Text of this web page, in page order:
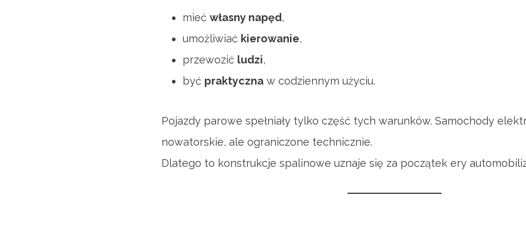
mieć własny napęd,
umożliwiać kierowanie,
przewozić ludzi,
być praktyczna w codziennym użyciu.
Pojazdy parowe spełniały tylko część tych warunków. Samochody
nowatorskie, ale ograniczone technicznie.
Dlatego to konstrukcje spalinowe uznaje się za początek ery